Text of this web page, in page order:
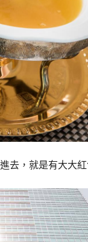
去，就是有大大